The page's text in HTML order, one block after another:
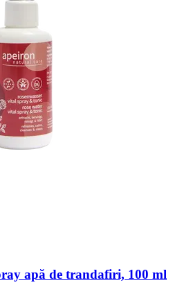
apă de trandafiri, 100 ml